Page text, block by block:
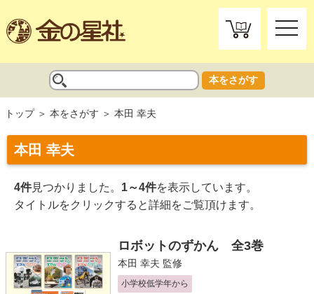
toggle
本をさがす
トップ 本をさがす 本田 幸夫
本田 幸夫
4件見つかりました。 1～4件を表示しています。
タイトルをクリックすると詳細をご覧頂けます。
ロボットのずかん 全3巻
本田 幸夫 監修
小学校低学年から